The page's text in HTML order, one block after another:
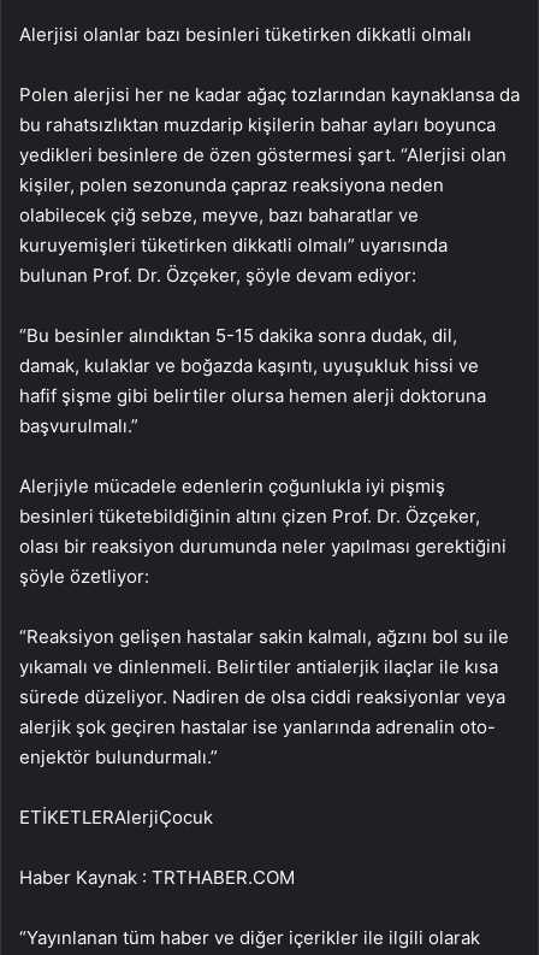
Alerjisi olanlar bazı besinleri tüketirken dikkatli olmalı
Polen alerjisi her ne kadar ağaç tozlarından kaynaklansa da
bu rahatsızlıktan muzdarip kişilerin bahar ayları boyunca
yedikleri besinlere de özen göstermesi şart. “Alerjisi olan
kişiler, polen sezonunda çapraz reaksiyona neden
olabilecek çiğ sebze, meyve, bazı baharatlar ve
kuruyemişleri tüketirken dikkatli olmalı” uyarısında
bulunan Prof. Dr. Özçeker, şöyle devam ediyor:
“Bu besinler alındıktan 5-15 dakika sonra dudak, dil,
damak, kulaklar ve boğazda kaşıntı, uyuşukluk hissi ve
hafif şişme gibi belirtiler olursa hemen alerji doktoruna
başvurulmalı.”
Alerjiyle mücadele edenlerin çoğunlukla iyi pişmiş
besinleri tüketebildiğinin altını çizen Prof. Dr. Özçeker,
olası bir reaksiyon durumunda neler yapılması gerektiğini
şöyle özetliyor:
“Reaksiyon gelişen hastalar sakin kalmalı, ağzını bol su ile
yıkamalı ve dinlenmeli. Belirtiler antialerjik ilaçlar ile kısa
sürede düzeliyor. Nadiren de olsa ciddi reaksiyonlar veya
alerjik şok geçiren hastalar ise yanlarında adrenalin oto-
enjektör bulundurmalı.”
ETİKETLERAlerjiÇocuk
Haber Kaynak : TRTHABER.COM
“Yayınlanan tüm haber ve diğer içerikler ile ilgili olarak